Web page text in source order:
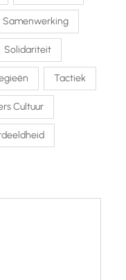
Samenwerking
Solidariteit
Tactiek
Cultuur